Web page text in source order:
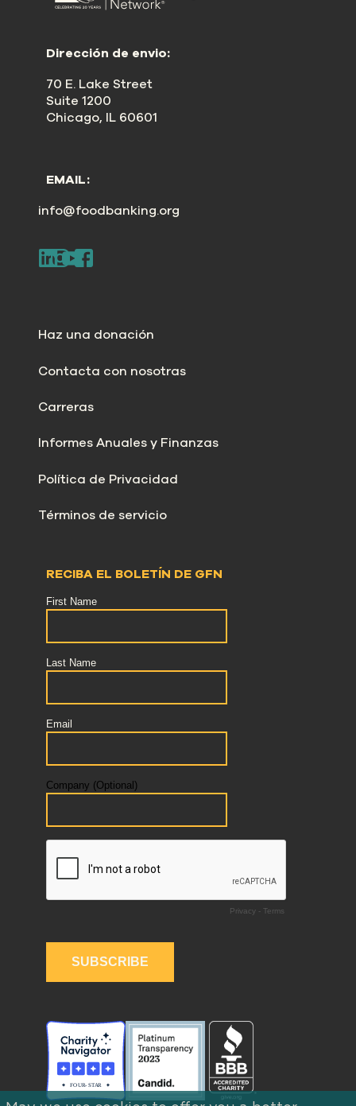
Dirección de envio:
70 E. Lake Street
Suite 1200
Chicago, IL 60601
EMAIL:
info@foodbanking.org
Haz una donación
Contacta con nosotras
Carreras
Informes Anuales y Finanzas
Política de Privacidad
Términos de servicio
RECIBA EL BOLETÍN DE GFN